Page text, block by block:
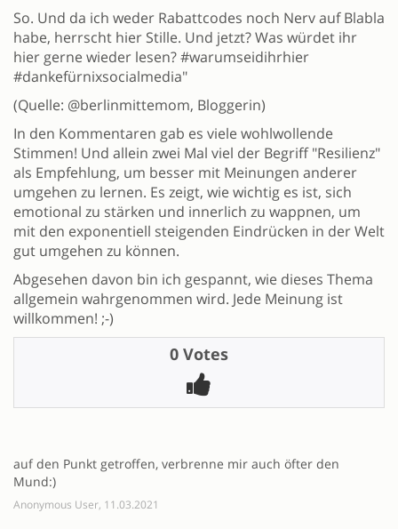
So. Und da ich weder Rabattcodes noch Nerv auf Blabla
habe, herrscht hier Stille. Und jetzt? Was würdet ihr
hier gerne wieder lesen? #warumseidihrhier
#dankefürnixsocialmedia"
(Quelle: @berlinmittemom, Bloggerin)
In den Kommentaren gab es viele wohlwollende
Stimmen! Und allein zwei Mal viel der Begriff "Resilienz"
als Empfehlung, um besser mit Meinungen anderer
umgehen zu lernen. Es zeigt, wie wichtig es ist, sich
emotional zu stärken und innerlich zu wappnen, um
mit den exponentiell steigenden Eindrücken in der Welt
gut umgehen zu können.
Abgesehen davon bin ich gespannt, wie dieses Thema
allgemein wahrgenommen wird. Jede Meinung ist
willkommen! ;-)
0 Votes
auf den Punkt getroffen, verbrenne mir auch öfter den
Mund:)
Anonymous User, 11.03.2021